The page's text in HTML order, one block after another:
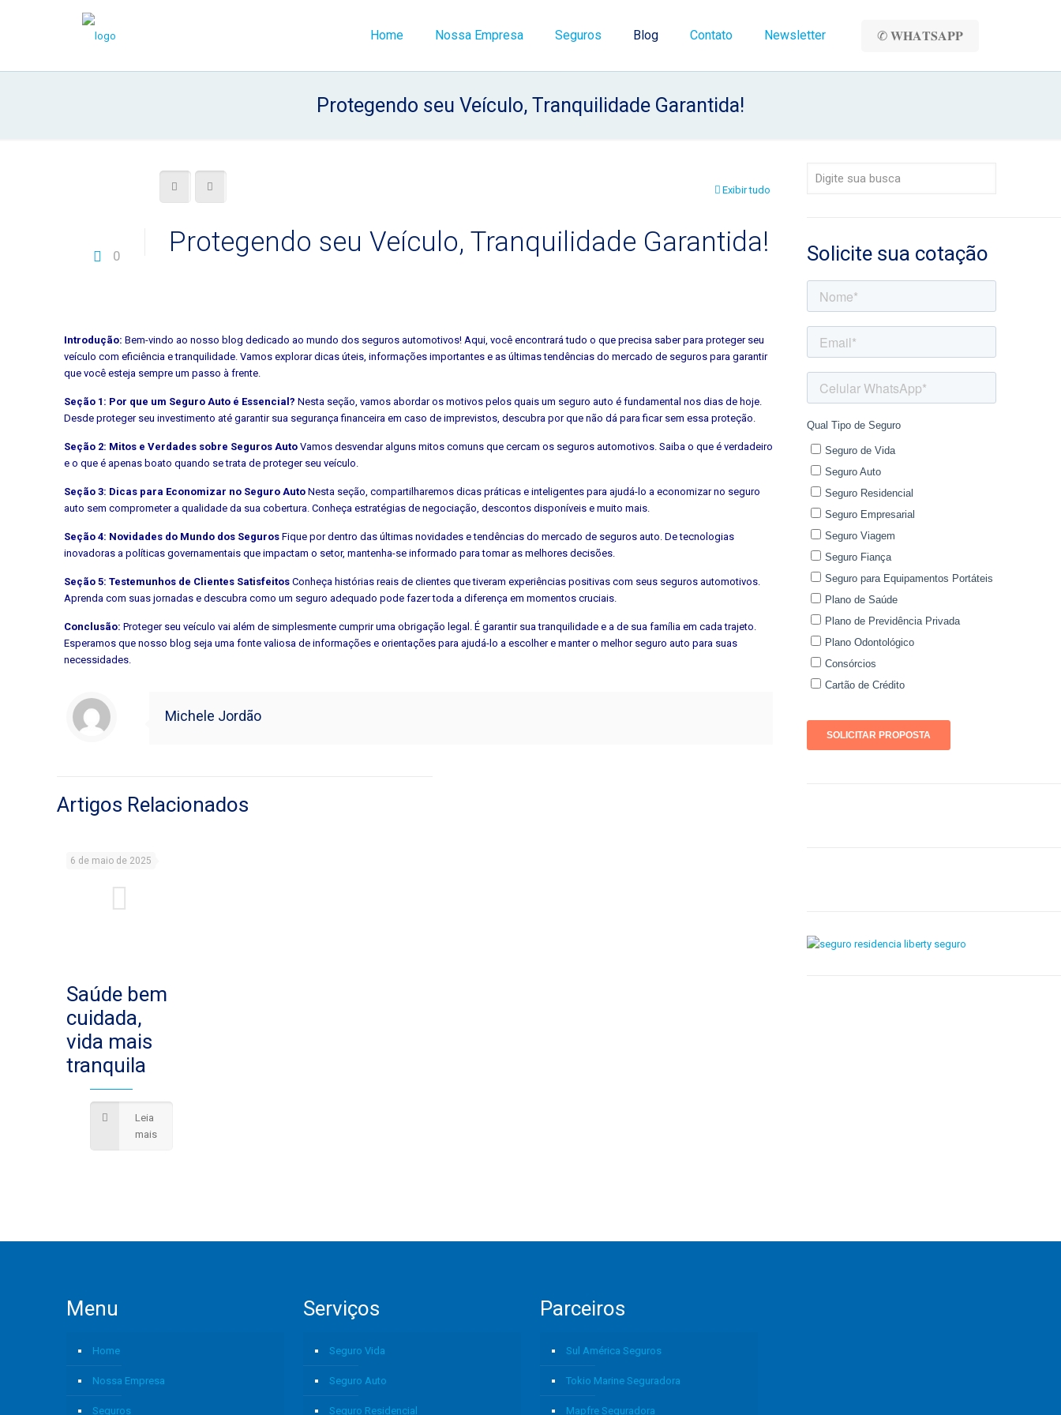
Home Nossa Empresa Seguros Blog Contato Newsletter ✆ 𝐖𝐇𝐀𝐓𝐒𝐀𝐏𝐏
Protegendo seu Veículo, Tranquilidade Garantida!
Exibir tudo
0 Protegendo seu Veículo, Tranquilidade Garantida!
Introdução: Bem-vindo ao nosso blog dedicado ao mundo dos seguros automotivos! Aqui, você encontrará tudo o que precisa saber para proteger seu
veículo com eficiência e tranquilidade. Vamos explorar dicas úteis, informações importantes e as últimas tendências do mercado de seguros para garantir
que você esteja sempre um passo à frente.
Seção 1: Por que um Seguro Auto é Essencial? Nesta seção, vamos abordar os motivos pelos quais um seguro auto é fundamental nos dias de hoje.
Desde proteger seu investimento até garantir sua segurança financeira em caso de imprevistos, descubra por que não dá para ficar sem essa proteção.
Seção 2: Mitos e Verdades sobre Seguros Auto Vamos desvendar alguns mitos comuns que cercam os seguros automotivos. Saiba o que é verdadeiro
e o que é apenas boato quando se trata de proteger seu veículo.
Seção 3: Dicas para Economizar no Seguro Auto Nesta seção, compartilharemos dicas práticas e inteligentes para ajudá-lo a economizar no seguro
auto sem comprometer a qualidade da sua cobertura. Conheça estratégias de negociação, descontos disponíveis e muito mais.
Seção 4: Novidades do Mundo dos Seguros Fique por dentro das últimas novidades e tendências do mercado de seguros auto. De tecnologias
inovadoras a políticas governamentais que impactam o setor, mantenha-se informado para tomar as melhores decisões.
Seção 5: Testemunhos de Clientes Satisfeitos Conheça histórias reais de clientes que tiveram experiências positivas com seus seguros automotivos.
Aprenda com suas jornadas e descubra como um seguro adequado pode fazer toda a diferença em momentos cruciais.
Conclusão: Proteger seu veículo vai além de simplesmente cumprir uma obrigação legal. É garantir sua tranquilidade e a de sua família em cada trajeto.
Esperamos que nosso blog seja uma fonte valiosa de informações e orientações para ajudá-lo a escolher e manter o melhor seguro auto para suas
necessidades.
Michele Jordão
Artigos Relacionados
6 de maio de 2025
Saúde bem
cuidada,
vida mais
tranquila
Leia
mais
Solicite sua cotação
Menu
Home
Nossa Empresa
Seguros
Serviços
Seguro Vida
Seguro Auto
Seguro Residencial
Parceiros
Sul América Seguros
Tokio Marine Seguradora
Mapfre Seguradora